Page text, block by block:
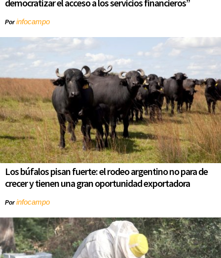
democratizar el acceso a los servicios financieros”
Porinfocampo
Los búfalos pisan fuerte: el rodeo argentino no para de
crecer y tienen una gran oportunidad exportadora
Porinfocampo